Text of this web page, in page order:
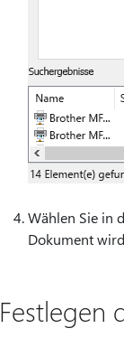
Wählen Sie in
Dokument
Festlegen